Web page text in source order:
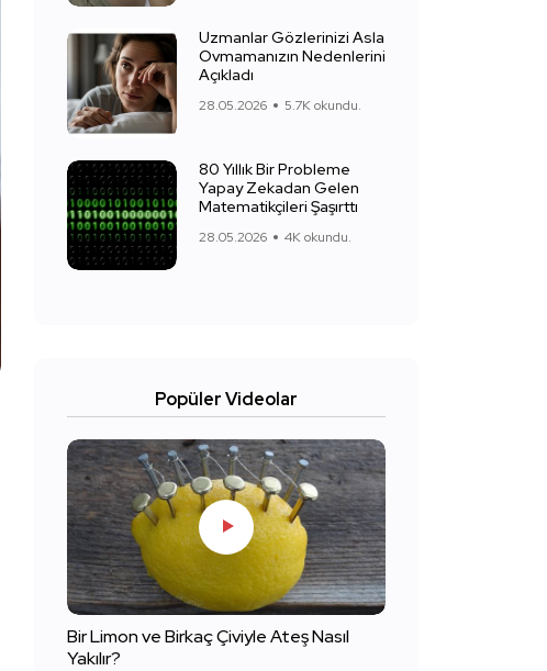
Uzmanlar Gözlerinizi Asla
Ovmamanızın Nedenlerini
Açıkladı
28.05.2026 5.7K okundu.
80 Yıllık Bir Probleme
Yapay Zekadan Gelen
Matematikçileri Şaşırttı
28.05.2026 4K okundu.
Popüler Videolar
Bir Limon ve Birkaç Çiviyle Ateş Nasıl
Yakılır?